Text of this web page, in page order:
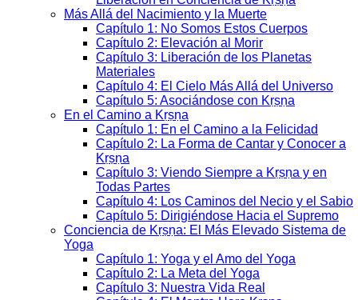
Más Allá del Nacimiento y la Muerte
Capítulo 1: No Somos Estos Cuerpos
Capítulo 2: Elevación al Morir
Capítulo 3: Liberación de los Planetas
Materiales
Capítulo 4: El Cielo Más Allá del Universo
Capítulo 5: Asociándose con Kṛṣṇa
En el Camino a Kṛṣṇa
Capítulo 1: En el Camino a la Felicidad
Capítulo 2: La Forma de Cantar y Conocer a
Kṛṣṇa
Capítulo 3: Viendo Siempre a Kṛṣṇa y en
Todas Partes
Capítulo 4: Los Caminos del Necio y el Sabio
Capítulo 5: Dirigiéndose Hacia el Supremo
Conciencia de Kṛṣṇa: El Más Elevado Sistema de
Yoga
Capítulo 1: Yoga y el Amo del Yoga
Capítulo 2: La Meta del Yoga
Capítulo 3: Nuestra Vida Real